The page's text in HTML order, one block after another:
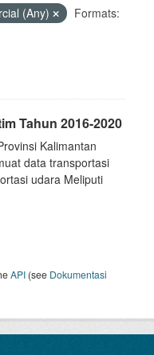
(Any)
Formats:
Tahun 2016-2020
Kalimantan
data transportasi
udara Meliputi
API (see Dokumentasi